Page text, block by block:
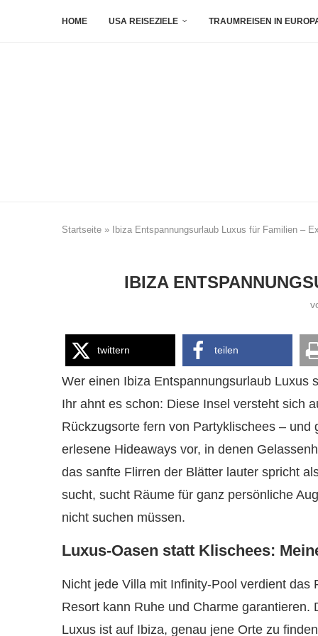
HOME USA REISEZIELE TRAUMREISEN IN
Startseite » Ibiza Entspannungsurlaub Luxus für Familien –
IBIZA
twittern teilen
Wer einen Ibiza Entspannungsurlaub Luxus
Ihr ahnt es schon: Diese Insel versteht sich
Rückzugsorte fern von Partyklischees –
erlesene Hideaways vor, in denen
das sanfte Flirren der Blätter lauter spricht
sucht, sucht Räume für ganz persönliche
nicht suchen müssen.
Luxus-Oasen statt Klischees:
Nicht jede Villa mit Infinity-Pool verdient
Resort kann Ruhe und Charme
Luxus ist auf Ibiza, genau jene Orte zu